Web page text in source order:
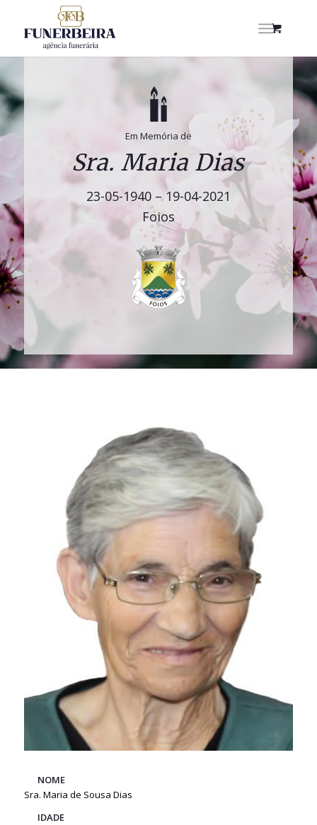
Em Memória de
Sra. Maria Dias
23-05-1940 – 19-04-2021
Foios
NOME
Sra. Maria de Sousa Dias
IDADE